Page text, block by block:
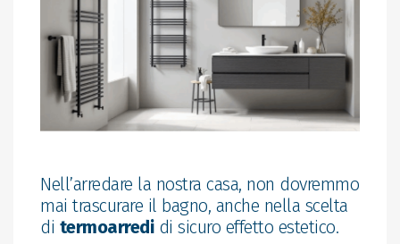
Nell’arredare la nostra casa, non dovremmo
mai trascurare il bagno, anche nella scelta
di termoarredidi sicuro effetto estetico.